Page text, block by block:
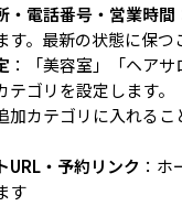
・電話番号・営業時間
す。最新の状態に保つ
：「美容室」「ヘア
テゴリを設定します
加カテゴリに入れる
URL・予約リンク ：
す